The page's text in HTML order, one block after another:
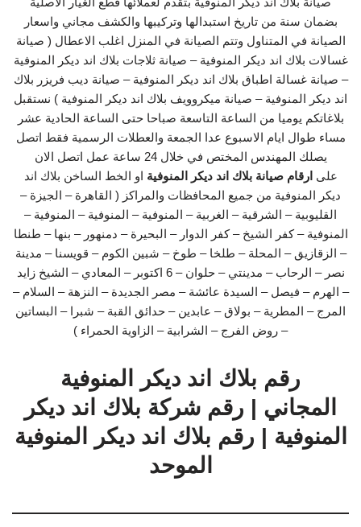
بضمان سنة من تاريخ استبدالها وتركيبها والكشف مجاني واسعار
الصيانة في المتناول وتتم الصيانة في المنزل اغلب الاعطال ( صيانة
غسالات بلاك اند ديكر المنوفية – صيانة ثلاجات بلاك اند ديكر المنوفية
– صيانة غسالة اطباق بلاك اند ديكر المنوفية – صيانة ديب فريزر بلاك
اند ديكر المنوفية – صيانة ميكروويف بلاك اند ديكر المنوفية ) نستقبل
بلاغاتكم يوميا من الساعة التاسعة صباحا حتى الساعة الحادية عشر
مساء طوال ايام الاسبوع عدا الجمعة والعطلات الرسمية فقط اتصل
يصلك المهندس المختص في خلال 24 ساعة عمل اتصل الان
على ارقام صيانة بلاك اند ديكر المنوفية او الخط الساخن بلاك اند
ديكر المنوفية من جميع المحافظات والمراكز ( القاهرة – الجيزة –
القليوبية – الشرقية – الغربية – المنوفية – المنوفية – المنوفية –
المنوفية – كفر الشيخ – كفر الدوار – البحيرة – دمنهور – بنها – طنطا
– الزقازيق – المحلة – طلخا – طوخ – شبين الكوم – قويسنا – مدينة
نصر – الرحاب – مدينتي – حلوان – 6 اكتوبر – المعادي – الشيخ زايد
– الهرم – فيصل – السيدة عائشة – مصر الجديدة – النزهة – السلام –
المرج – المطرية – بولاق – عابدين – حدائق القبة – شبرا – البساتين
– روض الفرج – الشرابية – الزاوية الحمراء )
رقم بلاك اند ديكر المنوفية
المجاني | رقم شركة بلاك اند ديكر
المنوفية | رقم بلاك اند ديكر المنوفية
الموحد